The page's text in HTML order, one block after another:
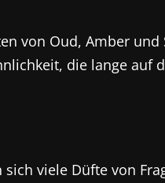
von Oud, Amber und
die lange auf
viele Düfte von